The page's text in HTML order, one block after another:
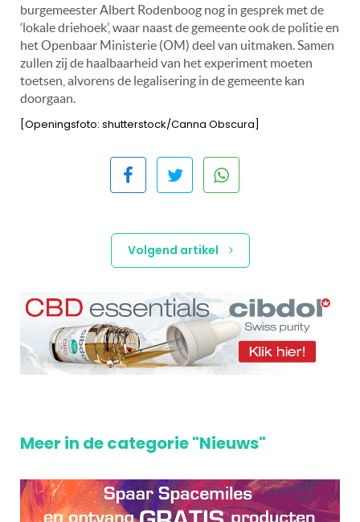
burgemeester Albert Rodenboog nog in gesprek met de
‘lokale driehoek’, waar naast de gemeente ook de politie en
het Openbaar Ministerie (OM) deel van uitmaken. Samen
zullen zij de haalbaarheid van het experiment moeten
toetsen, alvorens de legalisering in de gemeente kan
doorgaan.
[Openingsfoto: shutterstock/Canna Obscura]
Volgend artikel
Meer in de categorie "Nieuws"